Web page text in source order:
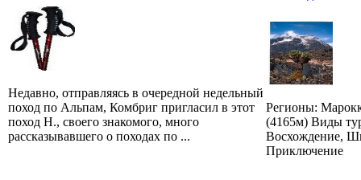
Недавно, отправляясь в очередной недельный
поход по Альпам, Комбриг пригласил в этот
поход Н., своего знакомого, много
рассказывавшего о походах по ...
Регионы:
(4165м) Виды
Восхождение,
Приключение